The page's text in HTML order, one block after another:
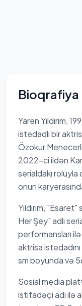
Bioqrafiya
Yaren Yıldırım,
istedadlı bir
Özokur
2022-ci ildən
serialdakı
onun
Yıldırım,
Her Şey" adlı
performansları
aktrisa istedadını
sm boyunda və
Sosial media
istifadəçi adı ilə